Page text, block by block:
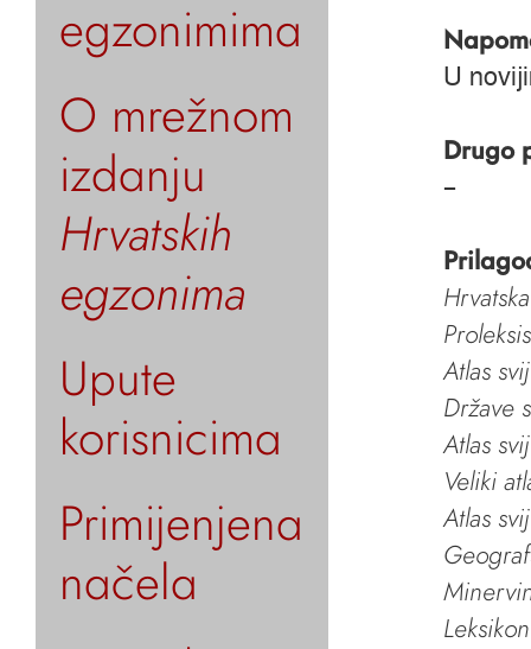
egzonimima
O mrežnom
izdanju
Hrvatskih
egzonima
Upute
korisnicima
Primijenjena
načela
U
Drugo
–
Atlas
Države
Atlas
Veliki
Atlas